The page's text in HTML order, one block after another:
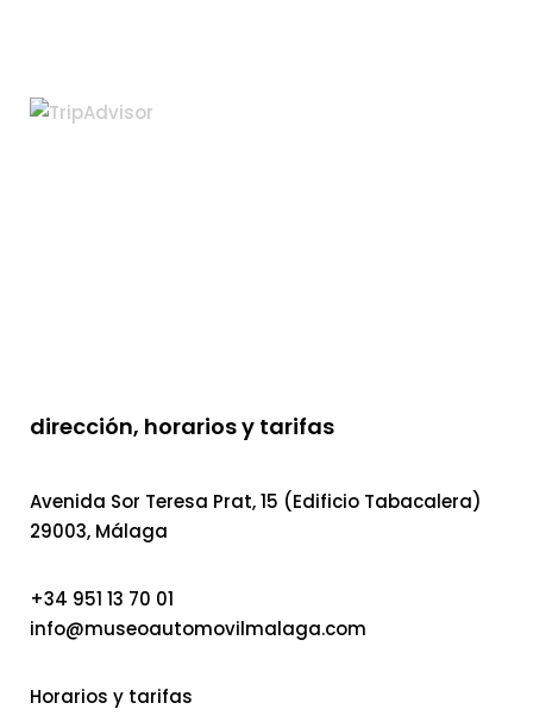
dirección, horarios y tarifas
Avenida Sor Teresa Prat, 15 (Edificio Tabacalera)
29003, Málaga
+34 951 13 70 01
info@museoautomovilmalaga.com
Horarios y tarifas